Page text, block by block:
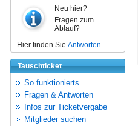
Neu hier?
Fragen zum
Ablauf?
Hier finden Sie Antworten
Tauschticket
So funktionierts
Fragen & Antworten
Infos zur Ticketvergabe
Mitglieder suchen